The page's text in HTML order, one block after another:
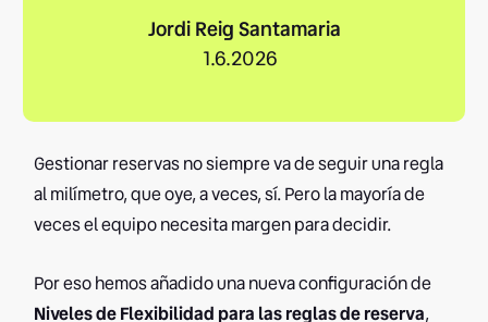
Jordi Reig Santamaria
1.6.2026
Gestionar reservas no siempre va de seguir una regla
al milímetro, que oye, a veces, sí. Pero la mayoría de
veces el equipo necesita margen para decidir.
Por eso hemos añadido una nueva configuración de
Niveles de Flexibilidad para las reglas de reserva,